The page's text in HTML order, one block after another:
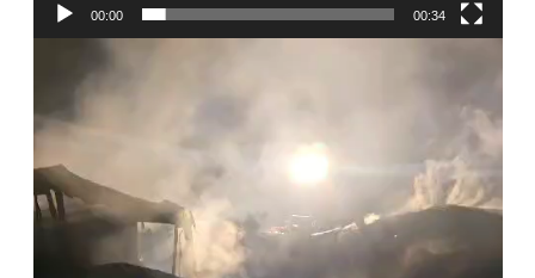
00:00 00:34
video